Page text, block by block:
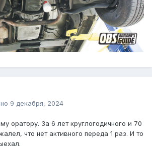
9 декабря, 2024
оратору. За 6 лет круглогодичного и 70
что нет активного переда 1 раз. И то